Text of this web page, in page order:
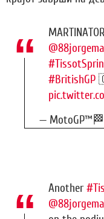
#BritishGP
— MotoGP™🏁
Another